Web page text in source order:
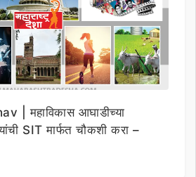
| महाविकास आघाडीच्या
SIT मार्फत चौकशी करा –